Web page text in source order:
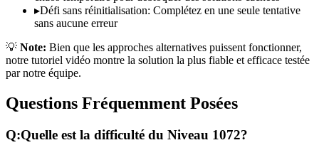
▸Défi sans réinitialisation: Complétez en une seule tentative
sans aucune erreur
💡 Note: Bien que les approches alternatives puissent fonctionner,
notre tutoriel vidéo montre la solution la plus fiable et efficace testée
par notre équipe.
Questions Fréquemment Posées
Q:Quelle est la difficulté du Niveau 1072?